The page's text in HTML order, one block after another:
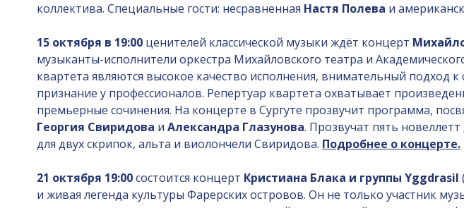
коллектива. Специальные гости: несравненная Настя Полева и
15 октября в 19:00 ценителей классической музыки ждёт концерт
музыканты-исполнители оркестра Михайловского театра и
квартета являются высокое качество исполнения, внимательный подход
признание у профессионалов. Репертуар квартета охватывает
премьерные сочинения. На концерте в Сургуте прозвучит программа,
Георгия Свиридова и Александра Глазунова. Прозвучат пять
для двух скрипок, альта и виолончели Свиридова. Подробнее о концерте.
21 октября 19:00состоится концерт Кристиана Блака и группы Yggdrasil
и живая легенда культуры Фарерских островов. Он не только участник